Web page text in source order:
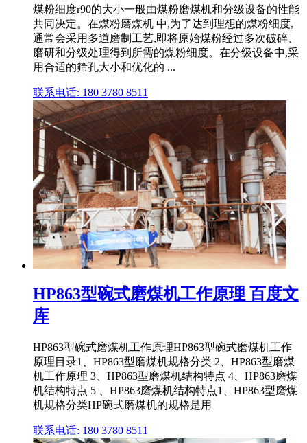
煤粉细度r90的大小一般由煤粉磨煤机和分级设备的性能
共同决定。在煤粉磨煤机 中,为了达到理想的煤粉细度,
通常会采用多道磨制工艺,即将原始煤粉经过多次破碎、
磨研和分级处理得到所需的煤粉细度。在分级设备中,采
用合适的筛孔大小和优化的 ...
联系电话: 180 3780 8511
HP863型碗式磨煤机工作原理 百度文
库
HP863型碗式磨煤机工作原理HP863型碗式磨煤机工作
原理目录1、HP863型磨煤机规格分类 2、HP863型磨煤
机工作原理 3、HP863型磨煤机结构特点 4、HP863磨煤
机结构特点 5 、HP863磨煤机结构特点1、HP863型磨煤
机规格分类HP碗式磨煤机的规格是用
联系电话: 180 3780 8511